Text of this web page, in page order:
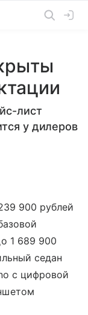
лист
у дилеров
900 рублей
1 689 900
седан
с цифровой